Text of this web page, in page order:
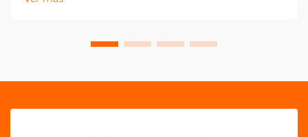
marketing que van más allá de la simple